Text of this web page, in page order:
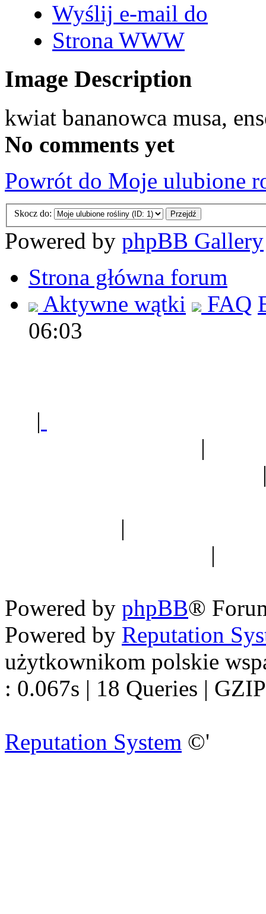
Wyślij e-mail do
Strona WWW
Image Description
kwiat bananowca musa,
No comments yet
Powrót do Moje ulubione
Skocz do:
Powered by phpBB Gallery
Strona główna forum
Aktywne wątki
FAQ
06:03
|
|
|
|
Powered by phpBB®
Powered by Reputation
użytkownikom polskie
: 0.067s | 18 Queries |
Reputation System ©'